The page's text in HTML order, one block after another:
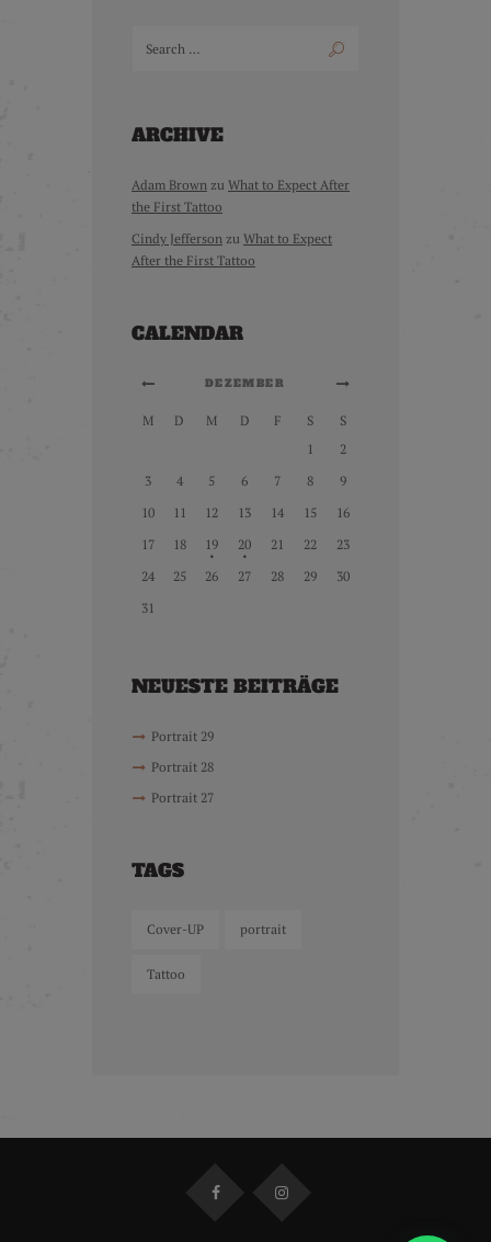
ARCHIVE
Adam Brown zu What to Expect After
the First Tattoo
Cindy Jefferson zu What to Expect
After the First Tattoo
CALENDAR
DEZEMBER
M D M D F S
S
1
2
3
4 5 6 7 8
9
10
11 12 13 14 15
16
17
18 19 20 21 22
23
24
25 26 27 28 29
30
31
NEUESTE BEITRÄGE
Portrait 29
Portrait 28
Portrait 27
TAGS
Cover-UP portrait
Tattoo